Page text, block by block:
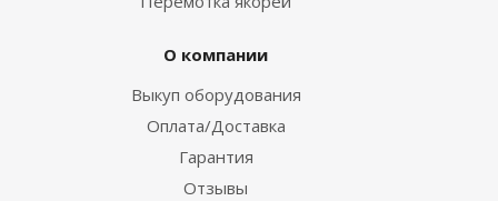
О компании
Выкуп оборудования
Оплата/Доставка
Гарантия
Отзывы